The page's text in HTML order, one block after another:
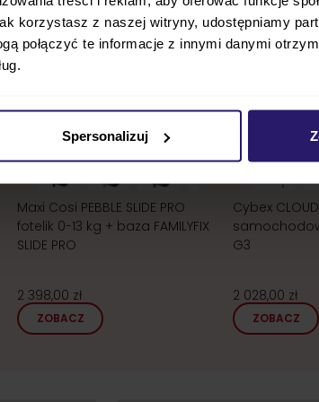
korzystasz z naszej witryny, udostępniamy
połączyć te informacje z innymi danymi
Spersonalizuj
Maxi Cosi PEBBLE SLIDE PRO
fotelik 0-13 kg + baza FAMILYFIX
SLIDE PRO
2 398,00 zł
ZOBACZ
Cybex
G3
2 028,00 zł
ZOBACZ